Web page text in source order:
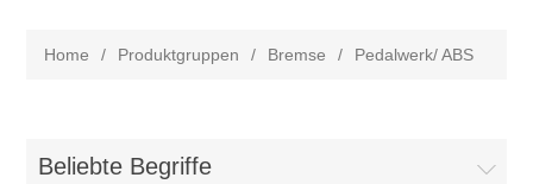
Home / Produktgruppen / Bremse / Pedalwerk/ ABS
Beliebte Begriffe